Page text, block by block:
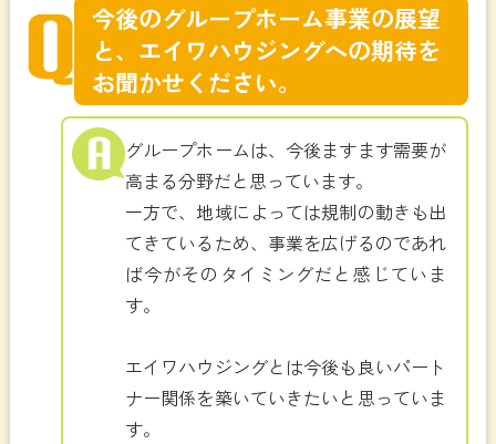
今後のグループホーム事業の展望
と、エイワハウジングへの期待を
お聞かせください。
グループホームは、今後ますます需要が
高まる分野だと思っています。
一方で、地域によっては規制の動きも出
てきているため、事業を広げるのであれ
ば今がそのタイミングだと感じていま
す。
エイワハウジングとは今後も良いパート
ナー関係を築いていきたいと思っていま
す。